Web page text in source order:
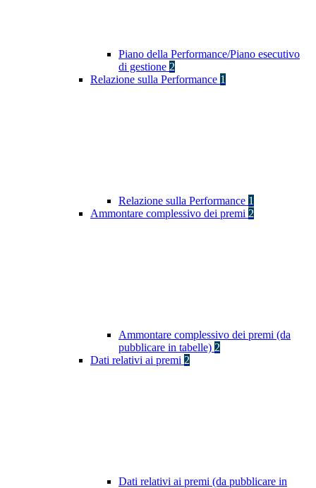
Piano della Performance/Piano esecutivo
di gestione 2
Relazione sulla Performance 1
Relazione sulla Performance 1
Ammontare complessivo dei premi 2
Ammontare complessivo dei premi (da
pubblicare in tabelle) 2
Dati relativi ai premi 2
Dati relativi ai premi (da pubblicare in